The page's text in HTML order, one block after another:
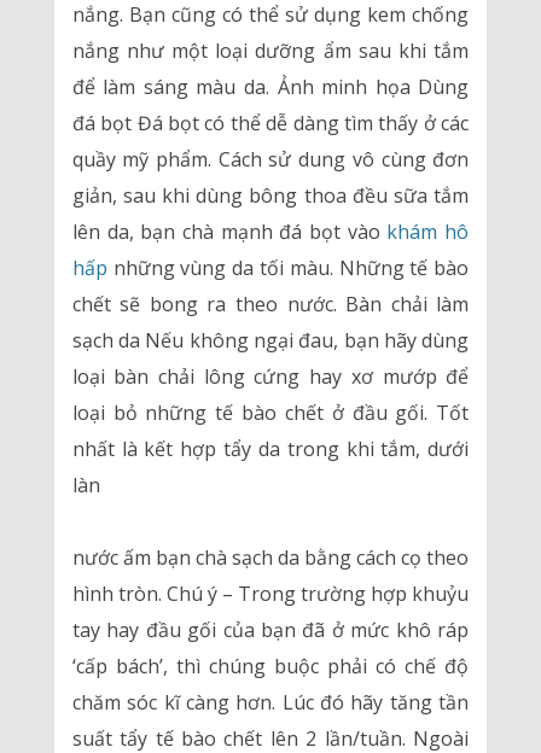
nắng. Bạn cũng có thể sử dụng kem chống
nắng như một loại dưỡng ẩm sau khi tắm
để làm sáng màu da. Ảnh minh họa Dùng
đá bọt Đá bọt có thể dễ dàng tìm thấy ở các
quầy mỹ phẩm. Cách sử dung vô cùng đơn
giản, sau khi dùng bông thoa đều sữa tắm
lên da, bạn chà mạnh đá bọt vào khám hô
hấp những vùng da tối màu. Những tế bào
chết sẽ bong ra theo nước. Bàn chải làm
sạch da Nếu không ngại đau, bạn hãy dùng
loại bàn chải lông cứng hay xơ mướp để
loại bỏ những tế bào chết ở đầu gối. Tốt
nhất là kết hợp tẩy da trong khi tắm, dưới
làn
nước ấm bạn chà sạch da bằng cách cọ theo
hình tròn. Chú ý – Trong trường hợp khuỷu
tay hay đầu gối của bạn đã ở mức khô ráp
‘cấp bách’, thì chúng buộc phải có chế độ
chăm sóc kĩ càng hơn. Lúc đó hãy tăng tần
suất tẩy tế bào chết lên 2 lần/tuần. Ngoài